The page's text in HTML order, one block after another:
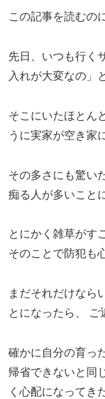
この記事を読むの
先日、いつも行く
入れが大変なの」
そこにいたほとん
うに実家が空き家
その多さにも驚い
痴る人が多いこと
とにかく雑草がす
そのことで防犯も
まだそれだけなら
とになったら、
ご
確かに自分の育っ
帰省できないと同
く心配になってき